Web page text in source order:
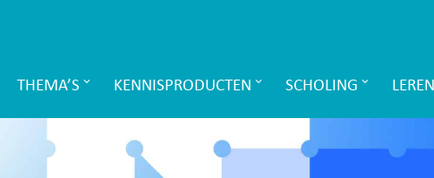
THEMA’S KENNISPRODUCTEN SCHOLING